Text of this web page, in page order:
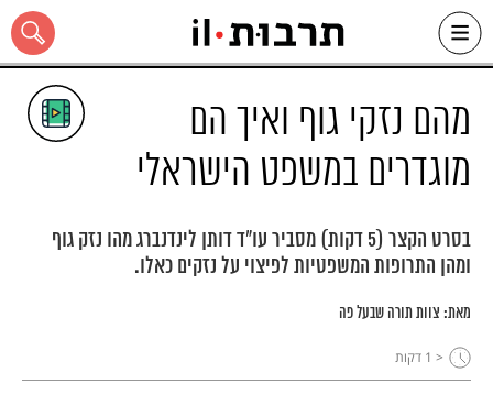
Skip
content
כל האתר
מהם נזקי גוף ואיך הם
מוגדרים במשפט הישראלי
בסרט הקצר (5 דקות) מסביר עו"ד דותן לינדנברג מהו נזק גוף
ומהן התרופות המשפטיות לפיצוי על נזקים כאלו.
מאת: צוות תורה שבעל פה
< 1 דקות